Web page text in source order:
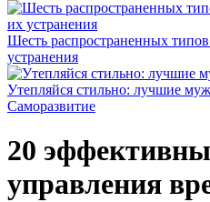
Шесть распространенных
устранения
Утепляйся стильно: лучшие
Саморазвитие
20
управления